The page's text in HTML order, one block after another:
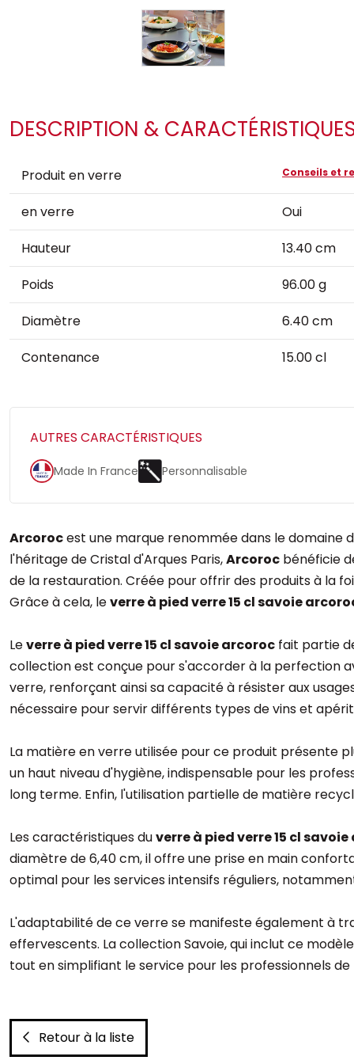
DESCRIPTION &
Produit en verre Conseils et
en verre
Oui
Hauteur
13.40 cm
Poids
96.00 g
Diamètre
6.40 cm
Contenance
15.00 cl
AUTRES CARACTÉRISTIQUES
Made In France Personnalisable
Arcorocest une marque renommée dans le domaine
l'héritage de Cristal d'Arques Paris,Arcoroc bénéficie
de la restauration. Créée pour offrir des produits à la
Grâce à cela, leverre à pied verre 15 cl savoie
Leverre à pied verre 15 cl savoie arcoroc fait partie
collection est conçue pour s'accorder à la perfection
verre, renforçant ainsi sa capacité à résister aux
nécessaire pour servir différents types de vins et
La matière en verre utilisée pour ce produit présente
un haut niveau d'hygiène, indispensable pour les
long terme. Enfin, l'utilisation partielle de matière
Les caractéristiques duverre à pied verre 15 cl
diamètre de 6,40 cm, il offre une prise en main
optimal pour les services intensifs réguliers,
L'adaptabilité de ce verre se manifeste également à
effervescents. La collection Savoie, qui inclut ce
tout en simplifiant le service pour les professionnels
Retour à la liste